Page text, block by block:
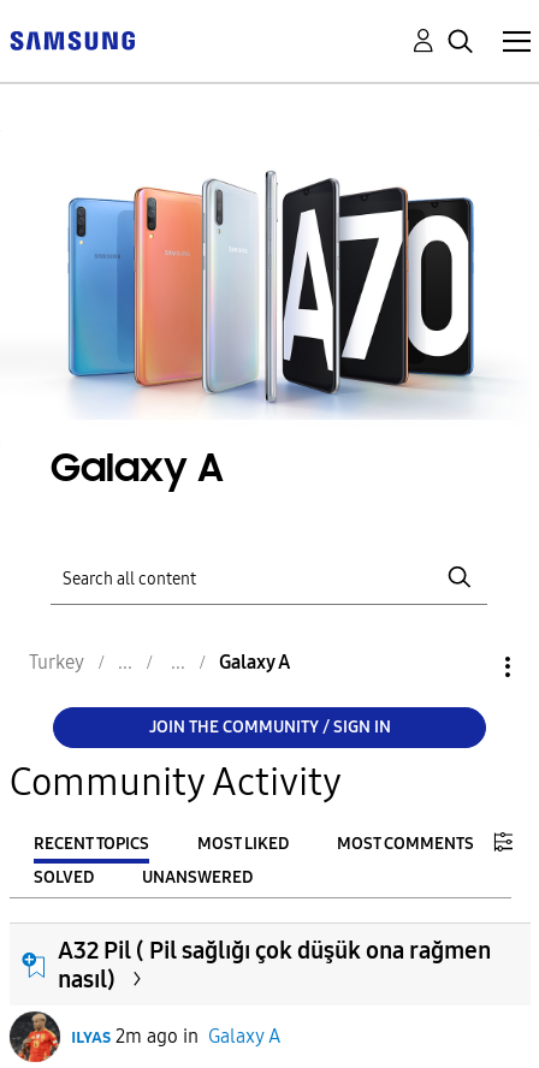
Galaxy A
Turkey Galaxy A
JOIN THE COMMUNITY / SIGN IN
Community Activity
RECENT TOPICS MOST LIKED
MOST COMMENTS
SOLVED
UNANSWERED
FILTER:
From
To
A32 Pil ( Pil sağlığı çok düşük ona rağmen
nasıl)
ɪʟʏᴀs 2m ago in Galaxy A